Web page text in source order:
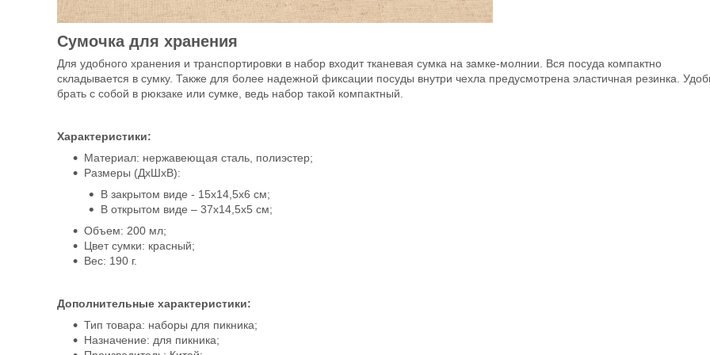
Сумочка для хранения
Для удобного хранения и транспортировки в набор входит тканевая сумка на замке-молнии. Вся посуда компактно
складывается в сумку. Также для более надежной фиксации посуды внутри чехла предусмотрена эластичная резинка.
брать с собой в рюкзаке или сумке, ведь набор такой компактный.
Характеристики:
Материал: нержавеющая сталь, полиэстер;
Размеры (ДхШхВ):
В закрытом виде - 15х14,5х6 см;
В открытом виде – 37х14,5х5 см;
Объем: 200 мл;
Цвет сумки: красный;
Вес: 190 г.
Дополнительные характеристики:
Тип товара: наборы для пикника;
Назначение: для пикника;